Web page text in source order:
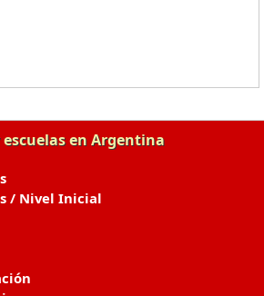
escuelas en Argentina
/ Nivel Inicial